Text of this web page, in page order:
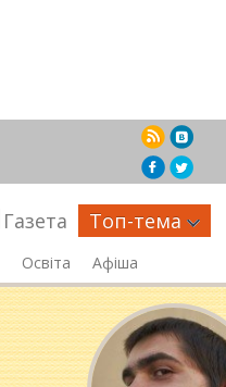
Газета Топ-тема
Освіта Афіша